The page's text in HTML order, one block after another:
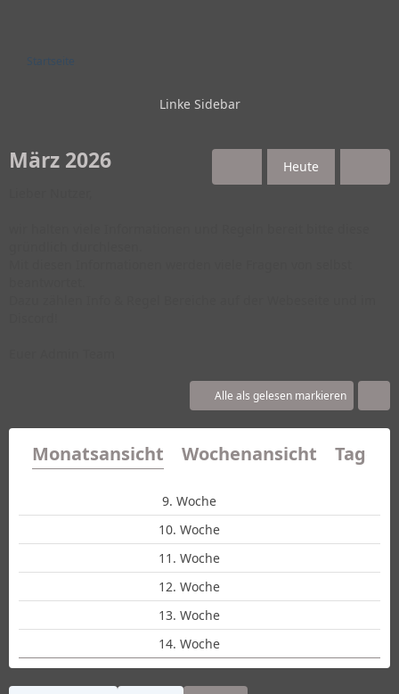
Startseite
März 2026
Heute
Alle als gelesen markieren
Monatsansicht Wochenansicht
9. Woche
10. Woche
11. Woche
12. Woche
13. Woche
14. Woche